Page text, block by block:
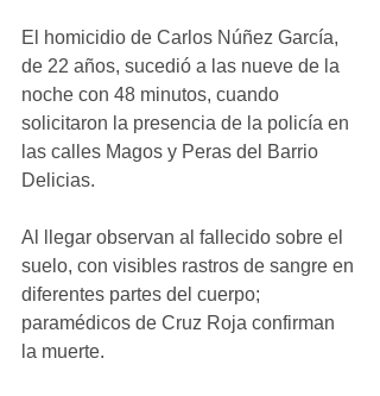
El homicidio de Carlos Núñez García,
de 22 años, sucedió a las nueve de la
noche con 48 minutos, cuando
solicitaron la presencia de la policía en
las calles Magos y Peras del Barrio
Delicias.
Al llegar observan al fallecido sobre el
suelo, con visibles rastros de sangre en
diferentes partes del cuerpo;
paramédicos de Cruz Roja confirman
la muerte.